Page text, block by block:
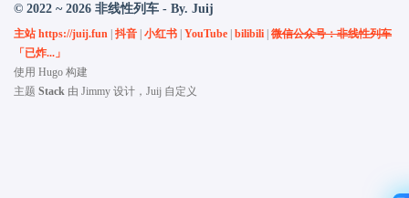
© 2022 ~ 2026 非线性列车 - By. Juij
主站 https://juij.fun | 抖音 | 小红书 | YouTube | bilibili | 微信公众号：非线性列车
「已炸...」
使用 Hugo 构建
主题 Stack 由 Jimmy 设计，Juij 自定义